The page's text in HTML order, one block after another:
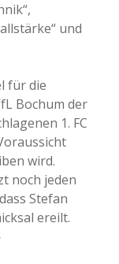
und
für die
Bochum der
1. FC
wird.
noch jeden
Stefan
ereilt.